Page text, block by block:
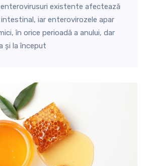
existente afectează
iar enterovirozele apar
în orice perioadă a anului, dar
și la început